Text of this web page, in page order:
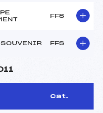
FFS
SOUVENIR FFS
Cat.